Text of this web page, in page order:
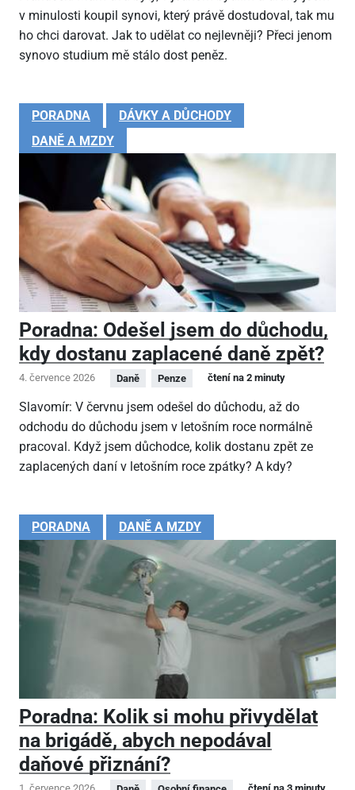
v minulosti koupil synovi, který právě dostudoval, tak mu
ho chci darovat. Jak to udělat co nejlevněji? Přeci jenom
synovo studium mě stálo dost peněz.
PORADNA
DÁVKY A DŮCHODY
DANĚ A MZDY
Poradna: Odešel jsem do důchodu,
kdy dostanu zaplacené daně zpět?
4. července 2026 Daně Penze čtení na 2 minuty
Slavomír: V červnu jsem odešel do důchodu, až do
odchodu do důchodu jsem v letošním roce normálně
pracoval. Když jsem důchodce, kolik dostanu zpět ze
zaplacených daní v letošním roce zpátky? A kdy?
PORADNA DANĚ A MZDY
Poradna: Kolik si mohu přivydělat
na brigádě, abych nepodával
daňové přiznání?